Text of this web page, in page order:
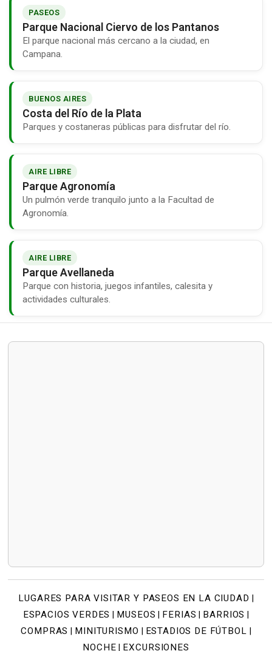
PASEOS
Parque Nacional Ciervo de los Pantanos
El parque nacional más cercano a la ciudad, en
Campana.
BUENOS AIRES
Costa del Río de la Plata
Parques y costaneras públicas para disfrutar del río.
AIRE LIBRE
Parque Agronomía
Un pulmón verde tranquilo junto a la Facultad de
Agronomía.
AIRE LIBRE
Parque Avellaneda
Parque con historia, juegos infantiles, calesita y
actividades culturales.
LUGARES PARA VISITAR Y PASEOS EN LA CIUDAD
ESPACIOS VERDES MUSEOS FERIAS BARRIOS
COMPRAS MINITURISMO ESTADIOS DE FÚTBOL
NOCHE EXCURSIONES